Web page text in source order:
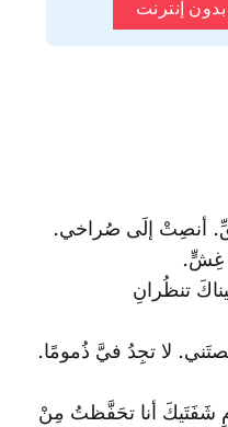
إنترنت
أنصِتْ إلَى صُراخي.
غِشٍّ.
تنظُرانِ
لا تجِدُ فيَّ ذُمومًا.
شَفَتَيكَ أنا تحَفَّظتُ مِنْ